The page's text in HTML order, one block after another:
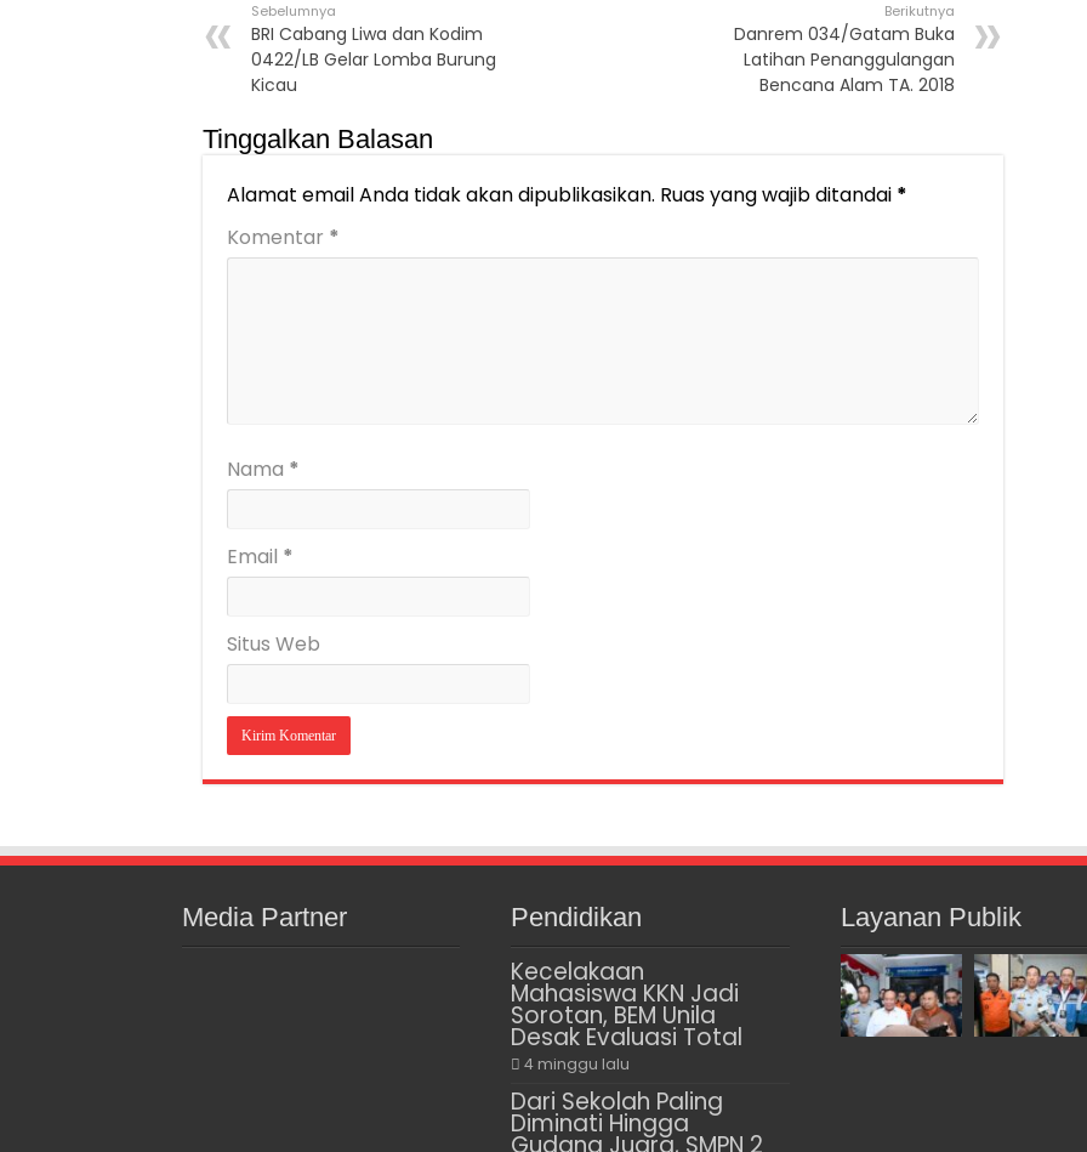
Sebelumnya
BRI Cabang Liwa dan Kodim
0422/LB Gelar Lomba Burung
Kicau
Berikutnya
Danrem 034/Gatam Buka
Latihan Penanggulangan
Bencana Alam TA. 2018
Tinggalkan Balasan
Alamat email Anda tidak akan dipublikasikan. Ruas yang wajib ditandai *
Komentar *
Nama *
Email *
Situs Web
Media Partner Pendidikan
Kecelakaan
Mahasiswa KKN Jadi
Sorotan, BEM Unila
Desak Evaluasi Total
4 minggu lalu
Dari Sekolah Paling
Diminati Hingga
Layanan Publik